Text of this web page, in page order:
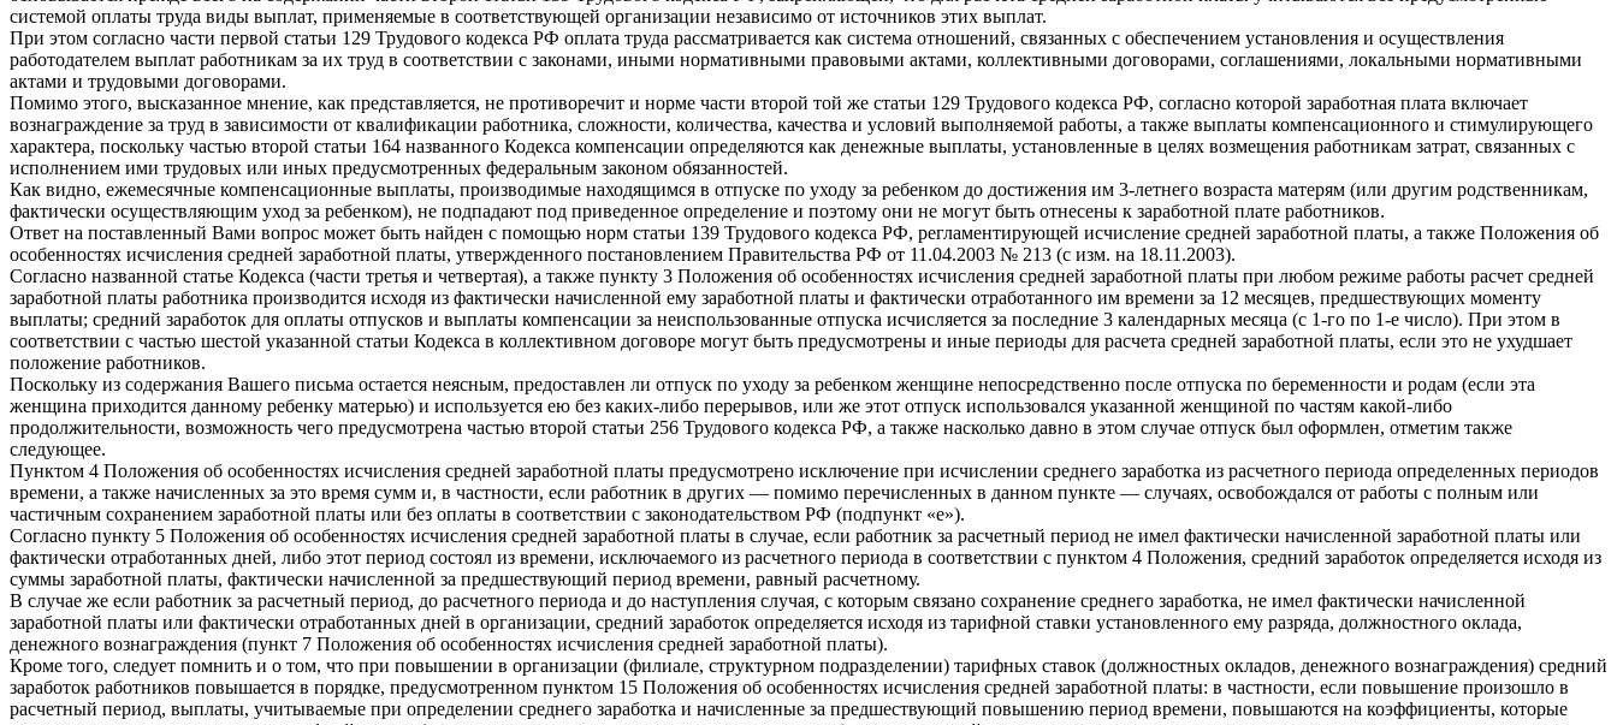
системой оплаты труда виды выплат, применяемые в соответствующей организации независимо от источников этих выплат.
При этом согласно части первой статьи 129 Трудового кодекса РФ оплата труда рассматривается как система отношений, связанных с обеспечением установления и осуществления
работодателем выплат работникам за их труд в соответствии с законами, иными нормативными правовыми актами, коллективными договорами, соглашениями, локальными нормативными
актами и трудовыми договорами.
Помимо этого, высказанное мнение, как представляется, не противоречит и норме части второй той же статьи 129 Трудового кодекса РФ, согласно которой заработная плата включает
вознаграждение за труд в зависимости от квалификации работника, сложности, количества, качества и условий выполняемой работы, а также выплаты компенсационного и стимулирующего
характера, поскольку частью второй статьи 164 названного Кодекса компенсации определяются как денежные выплаты, установленные в целях возмещения работникам затрат, связанных с
исполнением ими трудовых или иных предусмотренных федеральным законом обязанностей.
Как видно, ежемесячные компенсационные выплаты, производимые находящимся в отпуске по уходу за ребенком до достижения им 3-летнего возраста матерям (или другим родственникам,
фактически осуществляющим уход за ребенком), не подпадают под приведенное определение и поэтому они не могут быть отнесены к заработной плате работников.
Ответ на поставленный Вами вопрос может быть найден с помощью норм статьи 139 Трудового кодекса РФ, регламентирующей исчисление средней заработной платы, а также Положения об
особенностях исчисления средней заработной платы, утвержденного постановлением Правительства РФ от 11.04.2003 № 213 (с изм. на 18.11.2003).
Согласно названной статье Кодекса (части третья и четвертая), а также пункту 3 Положения об особенностях исчисления средней заработной платы при любом режиме работы расчет средней
заработной платы работника производится исходя из фактически начисленной ему заработной платы и фактически отработанного им времени за 12 месяцев, предшествующих моменту
выплаты; средний заработок для оплаты отпусков и выплаты компенсации за неиспользованные отпуска исчисляется за последние 3 календарных месяца (с 1-го по 1-е число). При этом в
соответствии с частью шестой указанной статьи Кодекса в коллективном договоре могут быть предусмотрены и иные периоды для расчета средней заработной платы, если это не ухудшает
положение работников.
Поскольку из содержания Вашего письма остается неясным, предоставлен ли отпуск по уходу за ребенком женщине непосредственно после отпуска по беременности и родам (если эта
женщина приходится данному ребенку матерью) и используется ею без каких-либо перерывов, или же этот отпуск использовался указанной женщиной по частям какой-либо
продолжительности, возможность чего предусмотрена частью второй статьи 256 Трудового кодекса РФ, а также насколько давно в этом случае отпуск был оформлен, отметим также
следующее.
Пунктом 4 Положения об особенностях исчисления средней заработной платы предусмотрено исключение при исчислении среднего заработка из расчетного периода определенных периодов
времени, а также начисленных за это время сумм и, в частности, если работник в других — помимо перечисленных в данном пункте — случаях, освобождался от работы с полным или
частичным сохранением заработной платы или без оплаты в соответствии с законодательством РФ (подпункт «е»).
Согласно пункту 5 Положения об особенностях исчисления средней заработной платы в случае, если работник за расчетный период не имел фактически начисленной заработной платы или
фактически отработанных дней, либо этот период состоял из времени, исключаемого из расчетного периода в соответствии с пунктом 4 Положения, средний заработок определяется исходя из
суммы заработной платы, фактически начисленной за предшествующий период времени, равный расчетному.
В случае же если работник за расчетный период, до расчетного периода и до наступления случая, с которым связано сохранение среднего заработка, не имел фактически начисленной
заработной платы или фактически отработанных дней в организации, средний заработок определяется исходя из тарифной ставки установленного ему разряда, должностного оклада,
денежного вознаграждения (пункт 7 Положения об особенностях исчисления средней заработной платы).
Кроме того, следует помнить и о том, что при повышении в организации (филиале, структурном подразделении) тарифных ставок (должностных окладов, денежного вознаграждения) средний
заработок работников повышается в порядке, предусмотренном пунктом 15 Положения об особенностях исчисления средней заработной платы: в частности, если повышение произошло в
расчетный период, выплаты, учитываемые при определении среднего заработка и начисленные за предшествующий повышению период времени, повышаются на коэффициенты, которые